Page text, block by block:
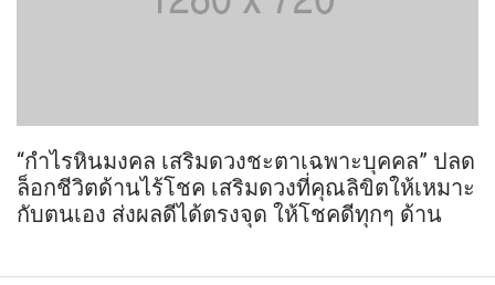
“กำไรหินมงคล เสริมดวงชะตาเฉพาะบุคคล” ปลด
ล็อกชีวิตด้านไร้โชค เสริมดวงที่คุณลิขิตให้เหมาะ
กับตนเอง ส่งผลดีได้ตรงจุด ให้โชคดีทุกๆ ด้าน